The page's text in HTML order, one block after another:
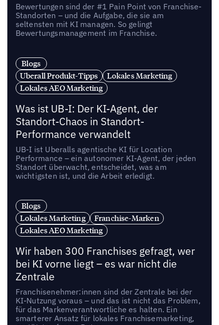
Bewertungen sind der #1 Pain Point von Franchise-
Standorten – und die Aufgabe, die sie am
seltensten mit KI managen. So gelingt
Bewertungsmanagement im Franchise.
Blogs
Uberall Produkt-Tipps
Lokales Marketing
Lokales AEO Marketing
Was ist UB-I: Der KI-Agent, der
Standort-Chaos in Standort-
Performance verwandelt
UB-I ist Uberalls agentische KI für Location
Performance – ein autonomer KI-Agent, der jeden
Standort überwacht, entscheidet, was am
wichtigsten ist, und die Arbeit erledigt.
Blogs
Lokales Marketing
Franchise-Marken
Lokales AEO Marketing
Wir haben 300 Franchises gefragt, wer
bei KI vorne liegt – es war nicht die
Zentrale
Franchisenehmer:innen sind der Zentrale bei der
KI-Nutzung voraus – und das ist nicht das Problem,
für das Markenverantwortliche es halten. Ein
smarterer Ansatz für lokales Franchisemarketing,